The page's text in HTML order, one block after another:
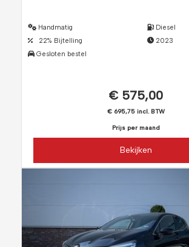
Handmatig
22% Bijtelling
Gesloten bestel
Diesel
2023
€ 575,00
€ 695,75 incl. BTW
Prijs per maand
Bekijken